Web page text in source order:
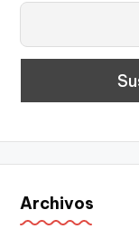
Archivos